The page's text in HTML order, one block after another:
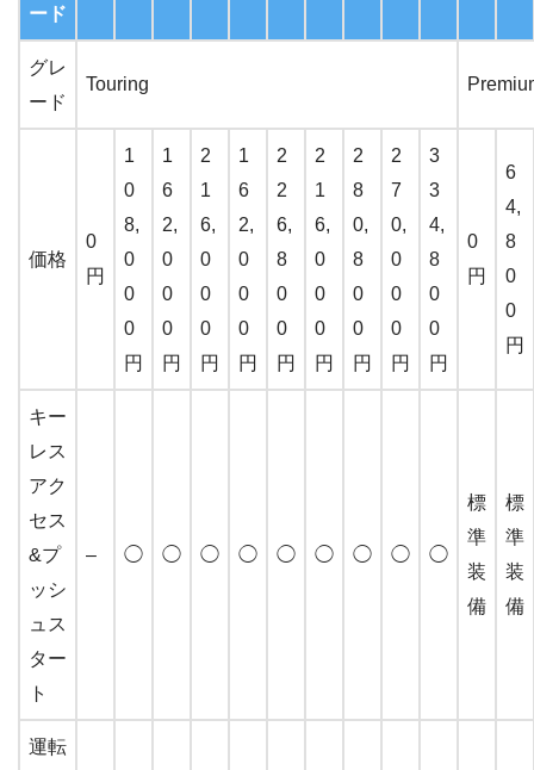
ード
グレ
ード
Touring
価格
0
円
1
0
8,
0
0
0
円
1
6
2,
0
0
0
円
2
1
6,
0
0
0
円
1
6
2,
0
0
0
円
2
2
6,
8
0
0
円
2
1
6,
0
0
0
円
2
8
0,
8
0
0
円
2
7
0,
0
0
0
円
3
3
4,
8
0
0
円
0
円
6
4,
8
0
0
円
キー
レス
アク
セス
&プ
ッシ
ュス
ター
ト
– ◯ ◯ ◯ ◯ ◯ ◯ ◯ ◯ ◯
標
準
装
備
標
準
装
備
運転